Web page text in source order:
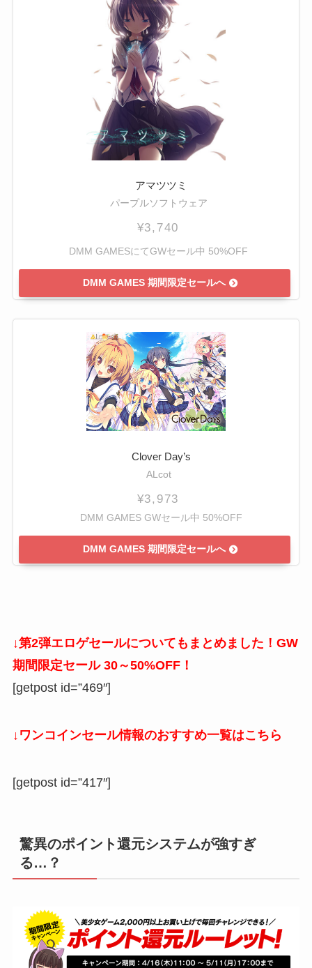
アマツツミ
パープルソフトウェア
¥3,740
DMM GAMESにてGWセール中 50%OFF
DMM GAMES 期間限定セールへ
Clover Day’s
ALcot
¥3,973
DMM GAMES GWセール中 50%OFF
DMM GAMES 期間限定セールへ
↓第2弾エロゲセールについてもまとめました！GW
期間限定セール 30～50%OFF！
[getpost id=”469″]
↓ワンコインセール情報のおすすめ一覧はこちら
[getpost id=”417″]
驚異のポイント還元システムが強すぎ
る…？